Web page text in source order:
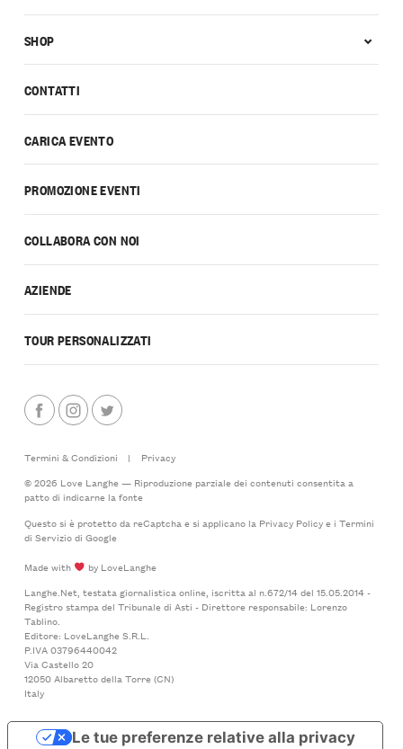
CONTATTI
CARICA EVENTO
PROMOZIONE EVENTI
COLLABORA CON NOI
AZIENDE
TOUR PERSONALIZZATI
SHOP
Termini & Condizioni |
Privacy
© 2026 Love Langhe — Riproduzione parziale dei contenuti consentita a
patto di indicarne la fonte
Questo si è protetto da reCaptcha e si applicano la Privacy Policye i Termini
di Serviziodi Google
Made with
by LoveLanghe
Langhe.Net, testata giornalistica online, iscritta al n.672/14 del 15.05.2014 -
Registro stampa del Tribunale di Asti - Direttore responsabile: Lorenzo
Tablino.
Editore: LoveLanghe S.R.L.
P.IVA 03796440042
Via Castello 20
12050 Albaretto della Torre (CN)
Italy
Le tue preferenze relative alla privacy